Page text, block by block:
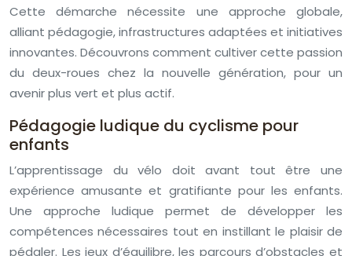
Cette démarche nécessite une approche globale,
alliant pédagogie, infrastructures adaptées et initiatives
innovantes. Découvrons comment cultiver cette passion
du deux-roues chez la nouvelle génération, pour un
avenir plus vert et plus actif.
Pédagogie ludique du cyclisme pour
enfants
L’apprentissage du vélo doit avant tout être une
expérience amusante et gratifiante pour les enfants.
Une approche ludique permet de développer les
compétences nécessaires tout en instillant le plaisir de
pédaler. Les jeux d’équilibre, les parcours d’obstacles et